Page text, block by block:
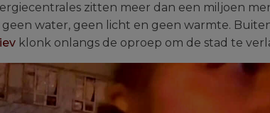
zitten meer dan een miljoen
water, geen licht en geen warmte.
klonk onlangs de oproep om de stad te